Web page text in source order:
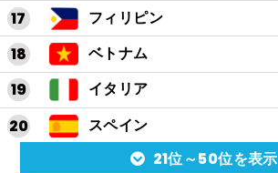
フィリピン
ベトナム
イタリア
スペイン
アルゼンチン21位～50位を表示